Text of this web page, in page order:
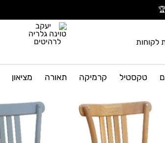
לקוחות
יעקב
טוינה
גלריה
לרהיטים
טקסטיל קרמיקה תאורה מציאון